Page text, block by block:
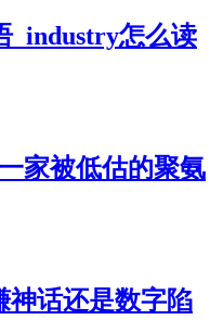
_industry怎么读
家被低估的聚氨
神话还是数字陷